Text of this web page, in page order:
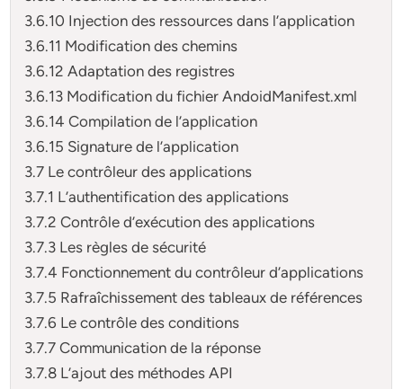
3.6.10 Injection des ressources dans l’application
3.6.11 Modification des chemins
3.6.12 Adaptation des registres
3.6.13 Modification du fichier AndoidManifest.xml
3.6.14 Compilation de l’application
3.6.15 Signature de l’application
3.7 Le contrôleur des applications
3.7.1 L’authentification des applications
3.7.2 Contrôle d’exécution des applications
3.7.3 Les règles de sécurité
3.7.4 Fonctionnement du contrôleur d’applications
3.7.5 Rafraîchissement des tableaux de références
3.7.6 Le contrôle des conditions
3.7.7 Communication de la réponse
3.7.8 L’ajout des méthodes API